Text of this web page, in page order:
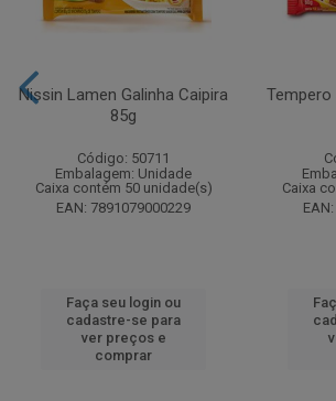
Nissin Lamen Galinha Caipira
85g
Código: 50711
Embalagem: Unidade
Caixa contém 50 unidade(s)
EAN: 7891079000229
Faça seu login ou
cadastre-se para
ver preços e
comprar
Tempero
Caixa